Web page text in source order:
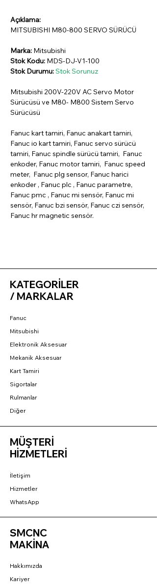
Açıklama:
MITSUBISHI M80-800 SERVO SÜRÜCÜ
Marka: Mitsubishi
Stok Kodu: MDS-DJ-V1-100
Stok Durumu:Stok Sorunuz
Mitsubishi 200V-220V AC Servo Motor
Sürücüsü ve M80- M800 Sistem Servo
Sürücüsü
Fanuc kart tamiri, Fanuc anakart tamiri,
Fanuc io kart tamiri, Fanuc servo sürücü
tamiri, Fanuc spindle sürücü tamiri, Fanuc
enkoder, Fanuc motor tamiri, Fanuc speed
meter, Fanuc plg sensor, Fanuc harici
enkoder , Fanuc plc , Fanuc parametre,
Fanuc pmc , Fanuc mi sensör, Fanuc mi
sensör, Fanuc bzi sensör, Fanuc czi sensör,
Fanuc hr magnetic sensör.
KATEGORİLER
/ MARKALAR
Fanuc
Mitsubishi
Elektronik Aksesuar
Mekanik Aksesuar
Kart Tamiri
Sigortalar
Rulmanlar
Diğer
MÜŞTERİ
HİZMETLERİ
İletişim
Hizmetler
WhatsApp
SMCNC
MAKİNA
Hakkımızda
Kariyer